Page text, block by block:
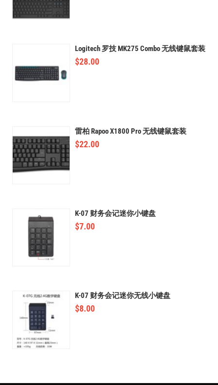
Logitech 罗技 MK275 Combo 无线键鼠套装
$28.00
雷柏 Rapoo X1800 Pro 无线键鼠套装
$22.00
K-07 财务会记迷你小键盘
$7.00
K-07 财务会记迷你无线小键盘
$8.00